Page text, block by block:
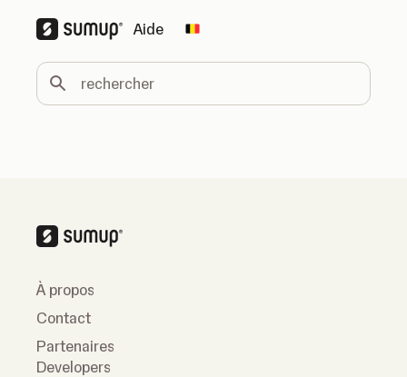
Aide Change country
rechercher
À propos
Contact
Partenaires
Developers